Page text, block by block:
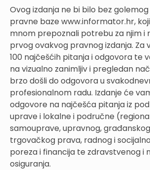
Ovog izdanja ne bi bilo bez
pravne baze www.informator.hr,
mnom prepoznali potrebu za njim i
prvog ovakvog pravnog izdanja. Za
100 najčešćih pitanja i odgovora te
na vizualno zanimljiv i pregledan
brzo došli do odgovora u
profesionalnom radu. Izdanje će
odgovore na najčešća pitanja iz
uprave i lokalne i područne
samouprave, upravnog,
trgovačkog prava, radnog i
poreza i financija te zdravstvenog i
osiguranja.